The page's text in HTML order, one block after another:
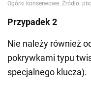
Przypadek 2
Nie należy również
pokrywkami typu
specjalnego klucza).